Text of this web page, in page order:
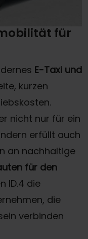
für
E-Taxi und
kurzen
nicht nur für ein
erfüllt auch
an nachhaltige
für den
ID.4 die
die
verbinden